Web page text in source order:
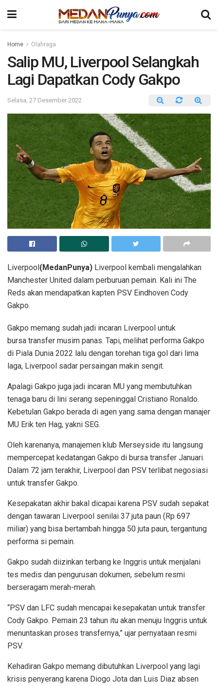
Home Olahraga
Salip MU, Liverpool Selangkah
Lagi Dapatkan Cody Gakpo
Selasa, 27 Desember 2022
Liverpool(MedanPunya) Liverpool kembali mengalahkan
Manchester United dalam perburuan pemain. Kali ini The
Reds akan mendapatkan kapten PSV Eindhoven Cody
Gakpo.
Gakpo memang sudah jadi incaran Liverpool untuk
bursa transfer musim panas. Tapi, melihat performa Gakpo
di Piala Dunia 2022 lalu dengan torehan tiga gol dari lima
laga, Liverpool sadar persaingan makin sengit.
Apalagi Gakpo juga jadi incaran MU yang membutuhkan
tenaga baru di lini serang sepeninggal Cristiano Ronaldo.
Kebetulan Gakpo berada di agen yang sama dengan manajer
MU Erik ten Hag, yakni SEG.
Oleh karenanya, manajemen klub Merseyside itu langsung
mempercepat kedatangan Gakpo di bursa transfer Januari.
Dalam 72 jam terakhir, Liverpool dan PSV terlibat negosiasi
untuk transfer Gakpo.
Kesepakatan akhir bakal dicapai karena PSV sudah sepakat
dengan tawaran Liverpool senilai 37 juta paun (Rp 697
miliar) yang bisa bertambah hingga 50 juta paun, tergantung
performa si pemain.
Gakpo sudah diizinkan terbang ke Inggris untuk menjalani
tes medis dan pengurusan dokumen, sebelum resmi
berseragam merah-merah.
“PSV dan LFC sudah mencapai kesepakatan untuk transfer
Cody Gakpo. Pemain 23 tahun itu akan menuju Inggris untuk
menuntaskan proses transfernya,” ujar pernyataan resmi
PSV.
Kehadiran Gakpo memang dibutuhkan Liverpool yang lagi
krisis penyerang karena Diogo Jota dan Luis Diaz absen